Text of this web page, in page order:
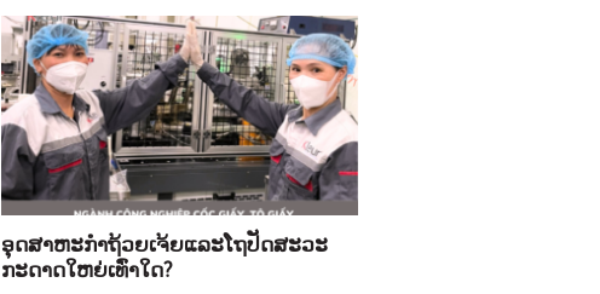
ອຸດສາຫະກໍາຖ້ວຍເຈ້ຍແລະໂຖປັດສະວະ
ກະດາດໃຫຍ່ເທົ່າໃດ?